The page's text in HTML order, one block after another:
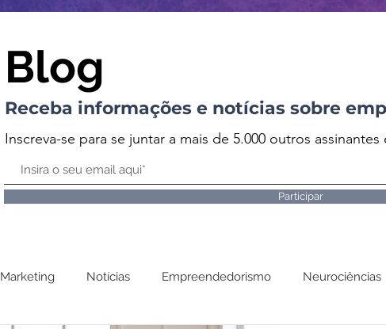
Blog
Receba informações e notícias sobre
Inscreva-se para se juntar a mais de 5.000 outros
Participar
Marketing Notícias Empreendedorismo Neurociências